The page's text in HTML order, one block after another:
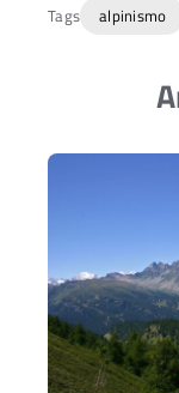
Tags alpinismo